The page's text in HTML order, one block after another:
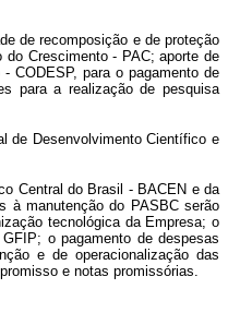
de recomposição e de proteção
Crescimento - PAC; aporte de
CODESP, para o pagamento de
para a realização de pesquisa
de Desenvolvimento Científico e
Central do Brasil - BACEN e da
à manutenção do PASBC serão
tecnológica da Empresa; o
o pagamento de despesas
e de operacionalização das
e notas promissórias.